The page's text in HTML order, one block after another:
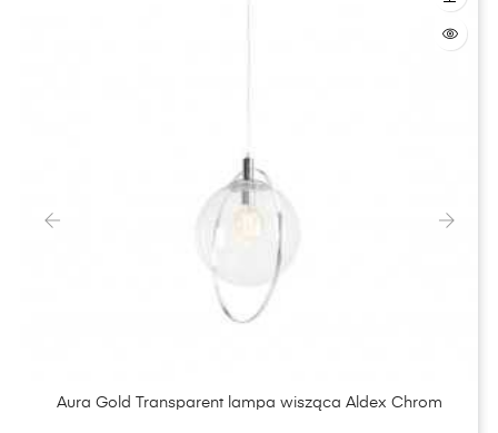
Aura Gold Transparent lampa wisząca Aldex Chrom